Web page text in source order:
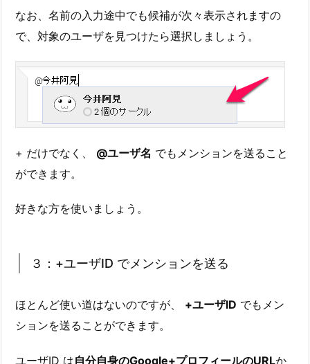
なお、名前の入力途中でも候補が次々表示されますの
で、対象のユーザを見つけたら選択しましょう。
+ だけでなく、 @ユーザ名 でもメンションを送ること
ができます。
好きな方を使いましょう。
３：+ユーザID でメンションを送る
ほとんど使い道はないのですが、 +ユーザID でもメン
ションを送ることができます。
ユーザID は自分自身のGoogle+プロフィールのURLか